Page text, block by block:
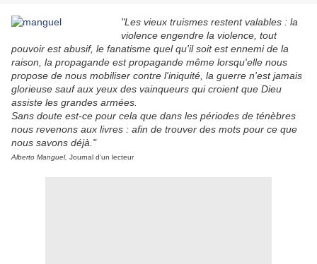
"Les vieux truismes restent valables : la
violence engendre la violence, tout
pouvoir est abusif, le fanatisme quel qu'il soit est ennemi de la
raison, la propagande est propagande même lorsqu'elle nous
propose de nous mobiliser contre l'iniquité, la guerre n'est jamais
glorieuse sauf aux yeux des vainqueurs qui croient que Dieu
assiste les grandes armées.
Sans doute est-ce pour cela que dans les périodes de ténèbres
nous revenons aux livres : afin de trouver des mots pour ce que
nous savons déjà."
Alberto Manguel, Journal d'un lecteur